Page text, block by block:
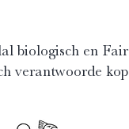
biologisch en Fair
verantwoorde kop